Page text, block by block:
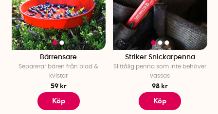
Bärrensare
Separerar bären från blad &
kvistar
59 kr
Köp
Striker Snickarpenna
Slittålig penna som inte behöver
vässas
98 kr
Köp